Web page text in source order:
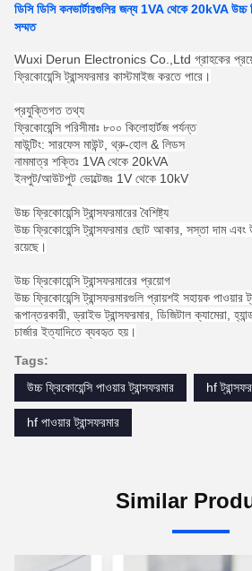
ডিসি ডিসি কনভার্টারগুলির জন্য 1VA থেকে 20kVA উচ্চ
সম্মত
Wuxi Derun Electronics Co.,Ltd গ্রাহকের
ফ্রিকোয়েন্সি ট্রান্সফরমার কাস্টমাইজ করতে পারে।
প্রযুক্তিগত তথ্য
ফ্রিকোয়েন্সি পরিসীমাঃ ৮০০ কিলোহার্টজ পর্যন্ত
মাউন্টিং: সারফেস মাউন্ট, থ্রু-হোল & লিডস
নামমাত্র শক্তিঃ 1VA থেকে 20kVA
ইনপুট/আউটপুট ভোল্টেজঃ 1V থেকে 10kV
উচ্চ ফ্রিকোয়েন্সি ট্রান্সফরমারের বৈশিষ্ট্য
উচ্চ ফ্রিকোয়েন্সি ট্রান্সফরমার ছোট আকার, সস্তা দাম এবং
রয়েছে।
উচ্চ ফ্রিকোয়েন্সি ট্রান্সফরমারের প্রয়োগ
উচ্চ ফ্রিকোয়েন্সি ট্রান্সফরমারগুলি প্রায়শই সহায়ক পাওয়ার
রূপান্তরকারী, ড্রাইভ ট্রান্সফরমার, ডিজিটাল ক্যামেরা,
চার্জার ইত্যাদিতে ব্যবহৃত হয়।
Tags:
উচ্চ ফ্রিকোয়েন্সি পাওয়ার ট্রান্সফরমার
hf
hf পাওয়ার ট্রান্সফরমার
Similar